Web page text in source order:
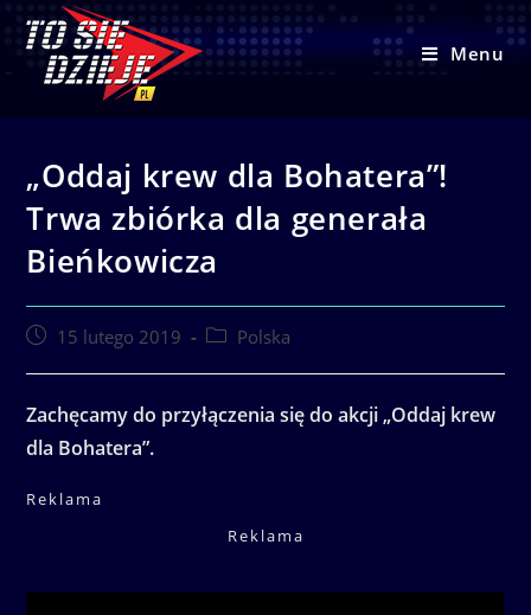
content
Menu
„Oddaj krew dla Bohatera”!
Trwa zbiórka dla generała
Bieńkowicza
Post15 lutego 2019
PostPolska
Zachęcamy do przyłączenia się do akcji „Oddaj krew
dla Bohatera”.
Reklama
Reklama